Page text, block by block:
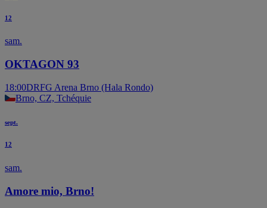
12
sam.
OKTAGON 93
18:00DRFG Arena Brno (Hala Rondo)
Brno, CZ, Tchéquie
sept.
12
sam.
Amore mio, Brno!